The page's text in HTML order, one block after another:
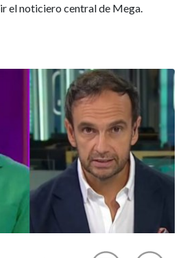
el noticiero central de Mega.